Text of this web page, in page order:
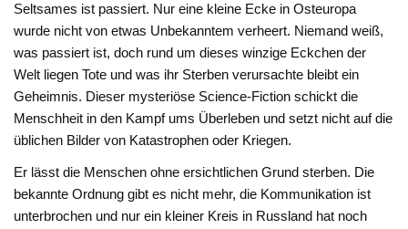
Seltsames ist passiert. Nur eine kleine Ecke in Osteuropa
wurde nicht von etwas Unbekanntem verheert. Niemand weiß,
was passiert ist, doch rund um dieses winzige Eckchen der
Welt liegen Tote und was ihr Sterben verursachte bleibt ein
Geheimnis. Dieser mysteriöse Science-Fiction schickt die
Menschheit in den Kampf ums Überleben und setzt nicht auf die
üblichen Bilder von Katastrophen oder Kriegen.
Er lässt die Menschen ohne ersichtlichen Grund sterben. Die
bekannte Ordnung gibt es nicht mehr, die Kommunikation ist
unterbrochen und nur ein kleiner Kreis in Russland hat noch